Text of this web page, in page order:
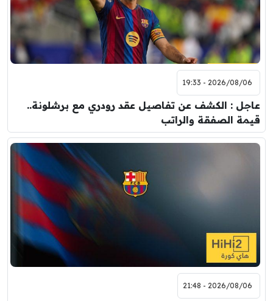
2026/08/06 - 19:33
عاجل : الكشف عن تفاصيل عقد رودري مع برشلونة..
قيمة الصفقة والراتب
2026/08/06 - 21:48